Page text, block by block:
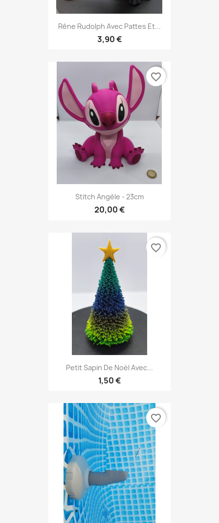
Rêne Rudolph Avec Pattes Et...
3,90 €
Stitch Angèle - 23cm
20,00 €
favorite_border
Petit Sapin De Noël Avec...
1,50 €
favorite_border
favorite_border